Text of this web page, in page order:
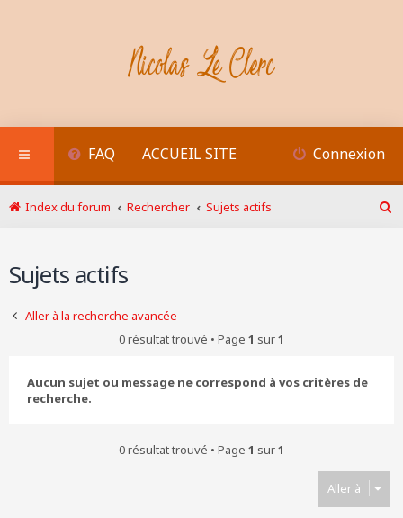
FAQ ACCUEIL SITE Connexion
Index du forum Rechercher
Sujets actifs
Sujets actifs
Aller à la recherche avancée
0 résultat trouvé • Page 1 sur1
Aucun sujet ou message ne correspond à vos critères de
recherche.
0 résultat trouvé • Page 1 sur1
Aller à